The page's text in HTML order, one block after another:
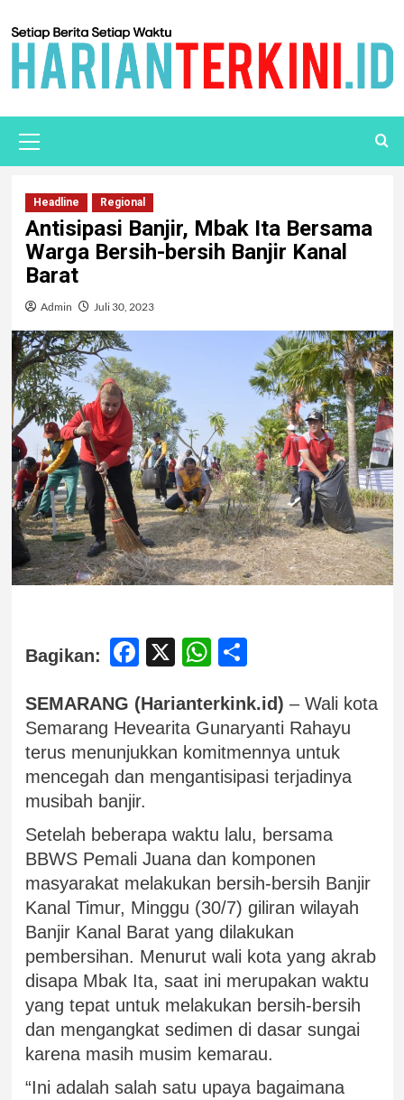
Headline Regional
Antisipasi Banjir, Mbak Ita Bersama
Warga Bersih-bersih Banjir Kanal
Barat
Admin Juli 30, 2023
Bagikan: Facebook
X WhatsApp
SEMARANG (Harianterkink.id) – Wali kota
Semarang Hevearita Gunaryanti Rahayu
terus menunjukkan komitmennya untuk
mencegah dan mengantisipasi terjadinya
musibah banjir.
Setelah beberapa waktu lalu, bersama
BBWS Pemali Juana dan komponen
masyarakat melakukan bersih-bersih Banjir
Kanal Timur, Minggu (30/7) giliran wilayah
Banjir Kanal Barat yang dilakukan
pembersihan. Menurut wali kota yang akrab
disapa Mbak Ita, saat ini merupakan waktu
yang tepat untuk melakukan bersih-bersih
dan mengangkat sedimen di dasar sungai
karena masih musim kemarau.
“Ini adalah salah satu upaya bagaimana